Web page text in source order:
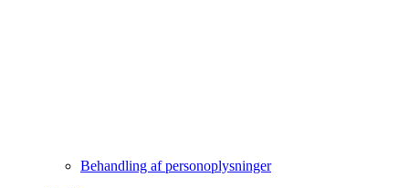
Behandling af personoplysninger